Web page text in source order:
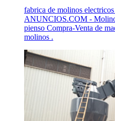
fabrica de molinos
ANUNCIOS.COM -
pienso Compra-Venta de
molinos .